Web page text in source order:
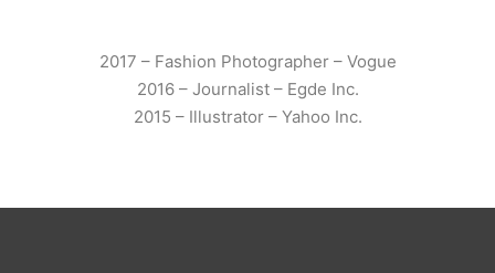
2017 – Fashion Photographer – Vogue
2016 – Journalist – Egde Inc.
2015 – Illustrator – Yahoo Inc.